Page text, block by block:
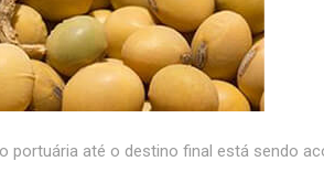
portuária até o destino final está sendo